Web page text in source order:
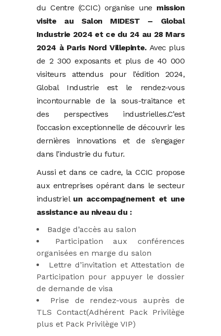
du Centre (CCIC) organise une mission
visite au Salon MIDEST – Global
Industrie 2024 et ce du 24 au 28 Mars
2024 à Paris Nord Villepinte. Avec plus
de 2 300 exposants et plus de 40 000
visiteurs attendus pour l’édition 2024,
Global Industrie est le rendez-vous
incontournable de la sous-traitance et
des perspectives industrielles.C’est
l’occasion exceptionnelle de découvrir les
dernières innovations et de s’engager
dans l’industrie du futur.
Aussi et dans ce cadre, la CCIC propose
aux entreprises opérant dans le secteur
industriel un accompagnement et une
assistance au niveau du :
Badge d’accès au salon
Participation aux conférences
organisées en marge du salon
Lettre d’invitation et Attestation de
Participation pour appuyer le dossier
de demande de visa
Prise de rendez-vous auprès de
TLS Contact(Adhérent Pack Privilège
plus et Pack Privilège VIP)